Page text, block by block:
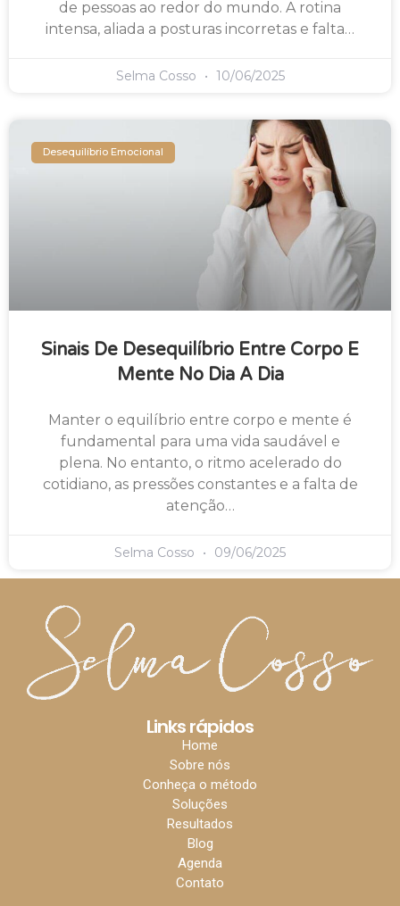
de pessoas ao redor do mundo. A rotina
intensa, aliada a posturas incorretas e falta…
Selma Cosso 10/06/2025
Desequilíbrio Emocional
Sinais De Desequilíbrio Entre Corpo E
Mente No Dia A Dia
Manter o equilíbrio entre corpo e mente é
fundamental para uma vida saudável e
plena. No entanto, o ritmo acelerado do
cotidiano, as pressões constantes e a falta de
atenção…
Selma Cosso 09/06/2025
Links rápidos
Home
Sobre nós
Conheça o método
Soluções
Resultados
Blog
Agenda
Contato